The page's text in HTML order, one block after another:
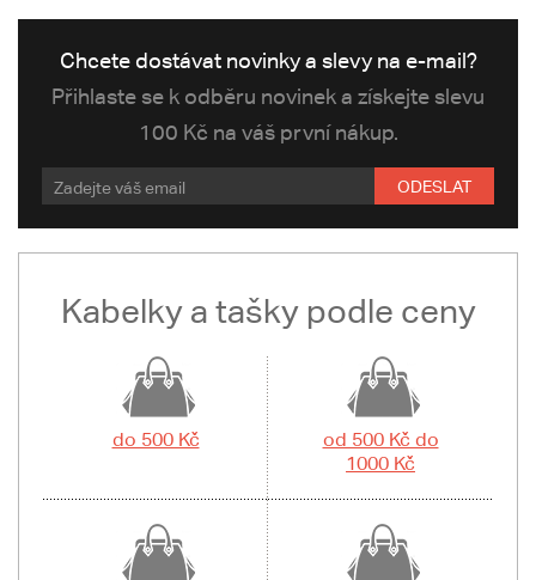
Chcete dostávat novinky a slevy na e-mail?
Přihlaste se k odběru novinek a získejte slevu
100 Kč na váš první nákup.
ODESLAT
Kabelky a tašky podle ceny
do 500 Kč
od 500 Kč do
1000 Kč